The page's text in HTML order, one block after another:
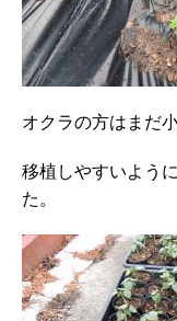
オクラの方はまだ
移植しやすいよう
た。